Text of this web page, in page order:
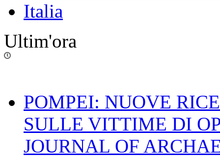
Italia
Ultim'ora
POMPEI: NUOVE
SULLE VITTIME DI
JOURNAL OF